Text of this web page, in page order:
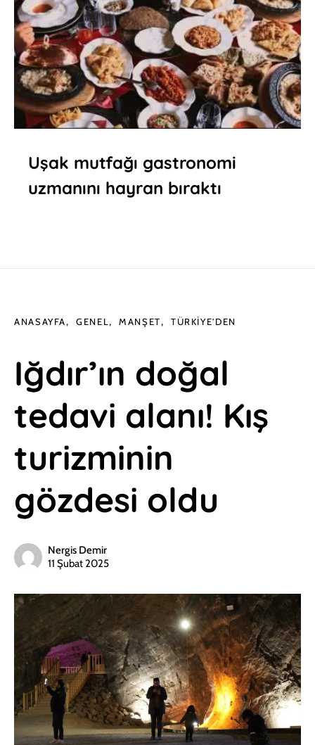
Uşak mutfağı gastronomi
uzmanını hayran bıraktı
ANASAYFA GENEL MANŞET TÜRKIYE'DEN
Iğdır’ın doğal
tedavi alanı! Kış
turizminin
gözdesi oldu
Nergis Demir
11 Şubat 2025